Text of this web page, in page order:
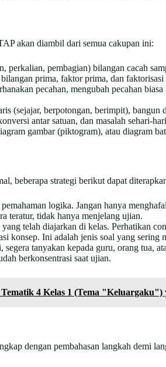
akan diambil dari semua cakupan ini:
perkalian, pembagian) bilangan cacah
prima, faktor prima, dan
pecahan, mengubah pecahan
(sejajar, berpotongan, berimpit),
antar satuan, dan masalah sehari-
gambar (piktogram), atau diagram
beberapa strategi berikut dapat
logika. Jangan hanya
teratur, tidak hanya menjelang ujian.
telah diajarkan di kelas. Perhatikan
konsep. Ini adalah jenis soal yang sering
tanyakan kepada guru, orang tua,
berkonsentrasi saat ujian.
4 Kelas 1 (Tema
dengan pembahasan langkah demi